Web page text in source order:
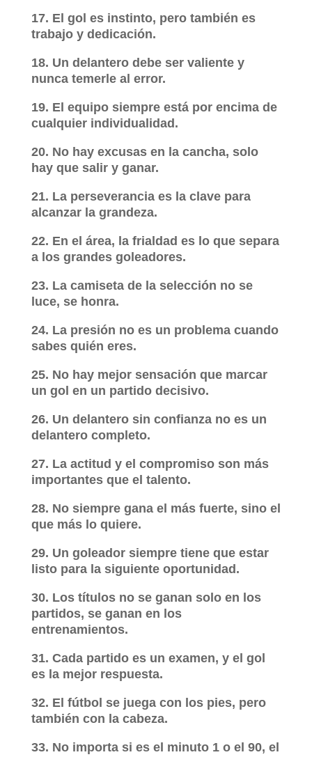
17. El gol es instinto, pero también es
trabajo y dedicación.
18. Un delantero debe ser valiente y
nunca temerle al error.
19. El equipo siempre está por encima de
cualquier individualidad.
20. No hay excusas en la cancha, solo
hay que salir y ganar.
21. La perseverancia es la clave para
alcanzar la grandeza.
22. En el área, la frialdad es lo que separa
a los grandes goleadores.
23. La camiseta de la selección no se
luce, se honra.
24. La presión no es un problema cuando
sabes quién eres.
25. No hay mejor sensación que marcar
un gol en un partido decisivo.
26. Un delantero sin confianza no es un
delantero completo.
27. La actitud y el compromiso son más
importantes que el talento.
28. No siempre gana el más fuerte, sino el
que más lo quiere.
29. Un goleador siempre tiene que estar
listo para la siguiente oportunidad.
30. Los títulos no se ganan solo en los
partidos, se ganan en los
entrenamientos.
31. Cada partido es un examen, y el gol
es la mejor respuesta.
32. El fútbol se juega con los pies, pero
también con la cabeza.
33. No importa si es el minuto 1 o el 90, el